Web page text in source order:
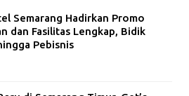
Semarang Hadirkan Promo
dan Fasilitas Lengkap, Bidik
Pebisnis